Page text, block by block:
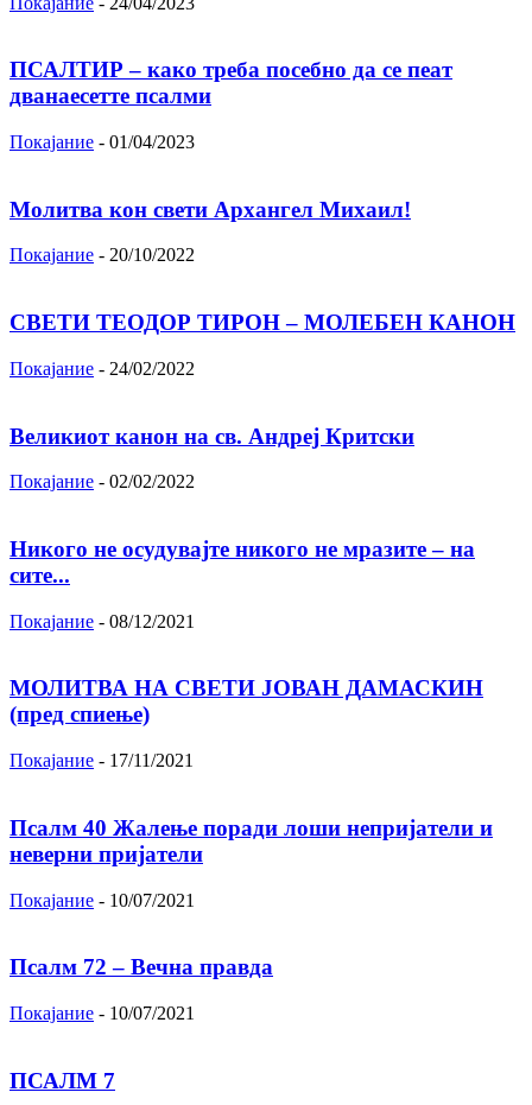
ПСАЛТИР – како треба посебно да се пеат
дванаесетте псалми
Покајание - 01/04/2023
Молитва кон свети Архангел Михаил!
Покајание - 20/10/2022
СВЕТИ ТЕОДОР ТИРОН – МОЛЕБЕН КАНОН
Покајание - 24/02/2022
Великиот канон на св. Андреј Критски
Покајание - 02/02/2022
Никого не осудувајте никого не мразите – на
сите...
Покајание - 08/12/2021
МОЛИТВА НА СВЕТИ ЈОВАН ДАМАСКИН
(пред спиење)
Покајание - 17/11/2021
Псалм 40 Жалење поради лоши непријатели и
неверни пријатели
Покајание - 10/07/2021
Псалм 72 – Вечна правда
Покајание - 10/07/2021
ПСАЛМ 7